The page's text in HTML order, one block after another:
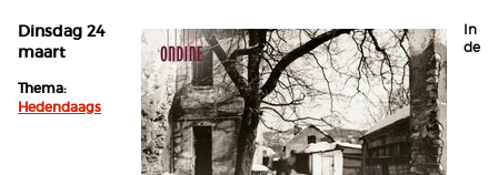
Dinsdag 24
maart
Thema:
Hedendaags
In
de